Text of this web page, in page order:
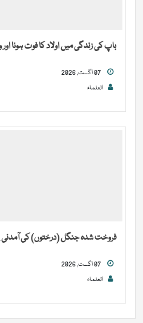
باپ کی زندگی میں اولاد کا فوت ہونا
العلماء
فروخت شدہ جنگل (درختوں) کی آمدنی
العلماء